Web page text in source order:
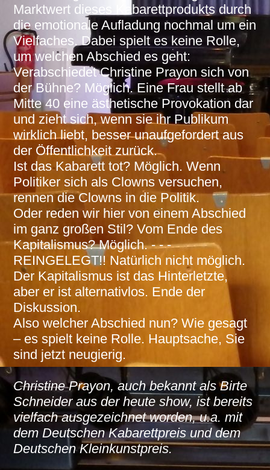
Marktwert dieses Kabarettprodukts durch
die emotionale Aufladung nochmal um ein
Vielfaches. Dabei spielt es keine Rolle,
um welchen Abschied es geht:
Verabschiedet Christine Prayon sich von
der Bühne? Möglich. Eine Frau stellt ab
Mitte 40 eine ästhetische Provokation dar
und zieht sich, wenn sie ihr Publikum
wirklich liebt, besser unaufgefordert aus
der Öffentlichkeit zurück.
Ist das Kabarett tot? Möglich. Wenn
Politiker sich als Clowns versuchen,
rennen die Clowns in die Politik.
Oder reden wir hier von einem Abschied
im ganz großen Stil? Vom Ende des
Kapitalismus? Möglich. - - -
REINGELEGT!! Natürlich nicht möglich.
Der Kapitalismus ist das Hinterletzte,
aber er ist alternativlos. Ende der
Diskussion.
Also welcher Abschied nun? Wie gesagt
– es spielt keine Rolle. Hauptsache, Sie
sind jetzt neugierig.
Christine Prayon, auch bekannt als Birte
Schneider aus der heute show, ist bereits
vielfach ausgezeichnet worden, u.a. mit
dem Deutschen Kabarettpreis und dem
Deutschen Kleinkunstpreis.